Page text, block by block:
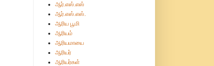
ஆர்.எஸ்.எஸ்
ஆர்.எஸ்.எஸ்.
ஆரிய பூமி
ஆரியம்
ஆரியமாயை
ஆரியர்
ஆரியர்கள்